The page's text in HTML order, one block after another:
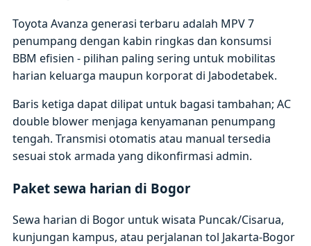
Toyota Avanza generasi terbaru adalah MPV 7
penumpang dengan kabin ringkas dan konsumsi
BBM efisien - pilihan paling sering untuk mobilitas
harian keluarga maupun korporat di Jabodetabek.
Baris ketiga dapat dilipat untuk bagasi tambahan; AC
double blower menjaga kenyamanan penumpang
tengah. Transmisi otomatis atau manual tersedia
sesuai stok armada yang dikonfirmasi admin.
Paket sewa harian di Bogor
Sewa harian di Bogor untuk wisata Puncak/Cisarua,
kunjungan kampus, atau perjalanan tol Jakarta-Bogor